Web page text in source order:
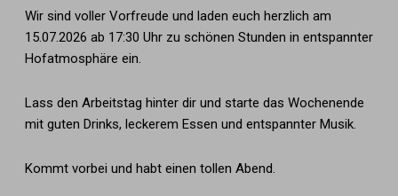
Wir sind voller Vorfreude und laden euch herzlich am
15.07.2026 ab 17:30 Uhr zu schönen Stunden in entspannter
Hofatmosphäre ein.
Lass den Arbeitstag hinter dir und starte das Wochenende
mit guten Drinks, leckerem Essen und entspannter Musik.
Kommt vorbei und habt einen tollen Abend.